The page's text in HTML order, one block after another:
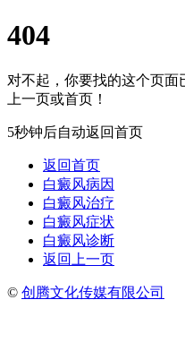
404
对不起，你要找的这个页面
上一页或首页！
5秒钟后自动返回首页
返回首页
白癜风病因
白癜风治疗
白癜风症状
白癜风诊断
返回上一页
© 创腾文化传媒有限公司